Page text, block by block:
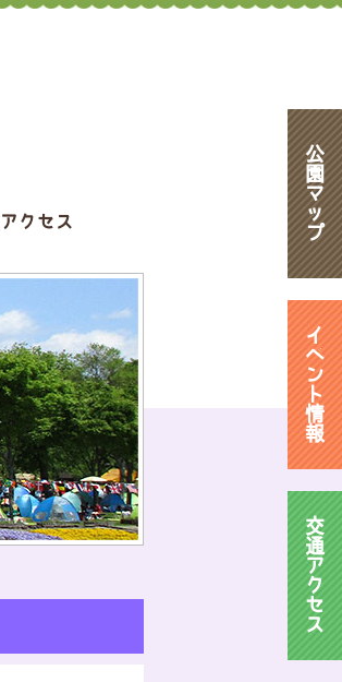
クセス
公
園
マ
ッ
プ
イ
ベ
ン
ト
情
報
交
通
ア
ク
セ
ス